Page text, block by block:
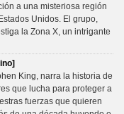
a una misteriosa región
Unidos. El grupo,
la Zona X, un intrigante
King, narra la historia de
que lucha para proteger a
fuerzas que quieren